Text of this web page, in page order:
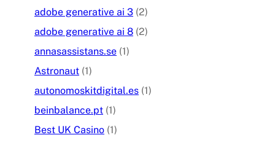
adobe generative ai 3 (2)
adobe generative ai 8 (2)
annasassistans.se (1)
Astronaut (1)
autonomoskitdigital.es (1)
beinbalance.pt (1)
Best UK Casino (1)